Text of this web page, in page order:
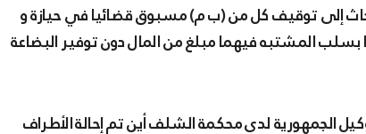
إلى توقيف كل من (ب م) مسبوق قضائيا في حيازة و
المشتبه فيهما مبلغ من المال دون توفير البضاعة
السيد وكيل الجمهورية لدى محكمة الشلف أين تم إحالة الأطراف